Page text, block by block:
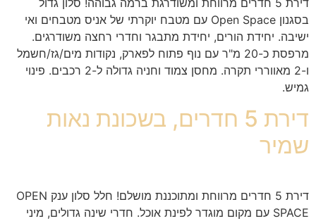
בסגנון Open Space עם מטבח יוקרתי של אניס מטבחים ואי
ישיבה. יחידת הורים, יחידת מתבגר וחדרי רחצה משודרגים.
מרפסת כ-20 מ"ר עם נוף פתוח לפארק, נקודות מים/גז/חשמל
ו-2 מאווררי תקרה. מחסן צמוד וחניה גדולה ל-2 רכבים. פינוי
גמיש.
דירת 5 חדרים, בשכונת נאות
שמיר
דירת 5 חדרים מרווחת ומתוכננת מושלם! חלל סלון ענק OPEN
SPACE עם מקום מוגדר לפינת אוכל. חדרי שינה גדולים, מיני